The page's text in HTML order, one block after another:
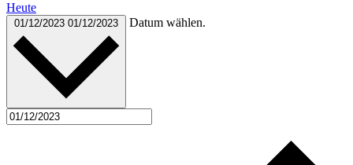
Heute
01/12/2023 01/12/2023 Datum wählen.